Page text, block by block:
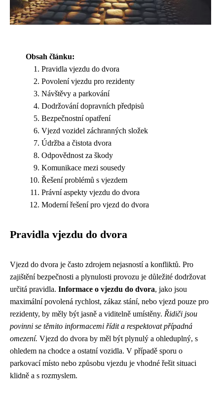
Obsah článku:
Pravidla vjezdu do dvora
Povolení vjezdu pro rezidenty
Návštěvy a parkování
Dodržování dopravních předpisů
Bezpečnostní opatření
Vjezd vozidel záchranných složek
Údržba a čistota dvora
Odpovědnost za škody
Komunikace mezi sousedy
Řešení problémů s vjezdem
Právní aspekty vjezdu do dvora
Moderní řešení pro vjezd do dvora
Pravidla vjezdu do dvora
Vjezd do dvora je často zdrojem nejasností a konfliktů. Pro
zajištění bezpečnosti a plynulosti provozu je důležité dodržovat
určitá pravidla. Informace o vjezdu do dvora, jako jsou
maximální povolená rychlost, zákaz stání, nebo vjezd pouze pro
rezidenty, by měly být jasně a viditelně umístěny. Řidiči jsou
povinni se těmito informacemi řídit a respektovat případná
omezení. Vjezd do dvora by měl být plynulý a ohleduplný, s
ohledem na chodce a ostatní vozidla. V případě sporu o
parkovací místo nebo způsobu vjezdu je vhodné řešit situaci
klidně a s rozmyslem.